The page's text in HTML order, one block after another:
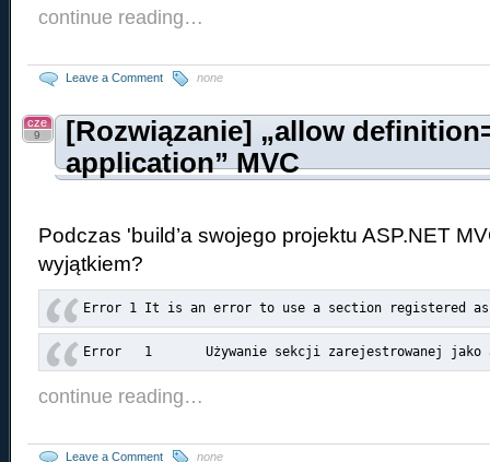
continue reading…
Leave a Comment none
[Rozwiązanie] „allow
application” MVC
cze
9
Podczas 'build’a swojego projektu ASP.NET
wyjątkiem?
continue reading…
Leave a Comment none